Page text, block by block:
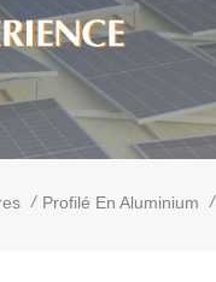
/ Profilé En Aluminium /